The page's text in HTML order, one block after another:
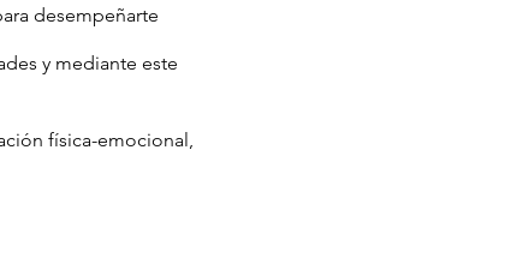
desempeñarte
y mediante este
física-emocional,